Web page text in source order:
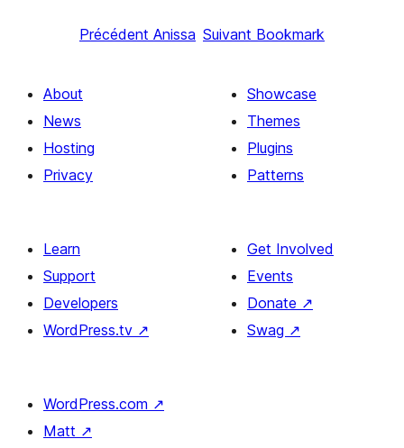
Précédent Anissa Suivant Bookmark
About
News
Hosting
Privacy
Showcase
Themes
Plugins
Patterns
Learn
Support
Developers
WordPress.tv ↗
Get Involved
Events
Donate ↗
Swag ↗
WordPress.com ↗
Matt ↗